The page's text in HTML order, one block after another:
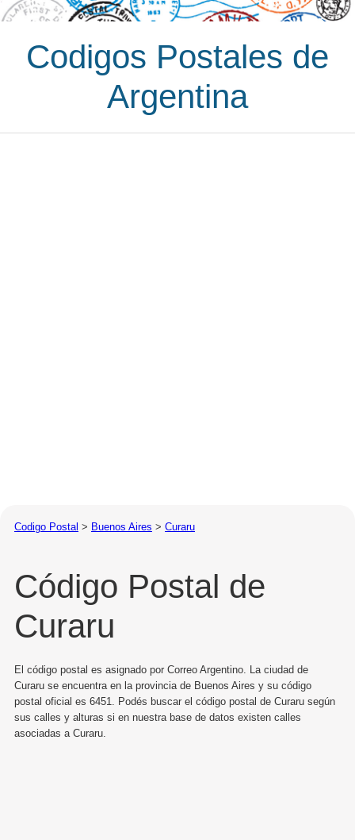
Codigos Postales de
Argentina
Codigo Postal > Buenos Aires > Curaru
Código Postal de
Curaru
El código postal es asignado por Correo Argentino. La ciudad de
Curaru se encuentra en la provincia de Buenos Aires y su código
postal oficial es 6451. Podés buscar el código postal de Curaru según
sus calles y alturas si en nuestra base de datos existen calles
asociadas a Curaru.